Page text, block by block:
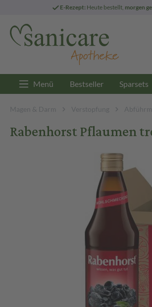
E-Rezept: Heute bestellt, morgen
Menü Bestseller Sparsets
Magen & Darm Verstopfung
Rabenhorst Pflaumen